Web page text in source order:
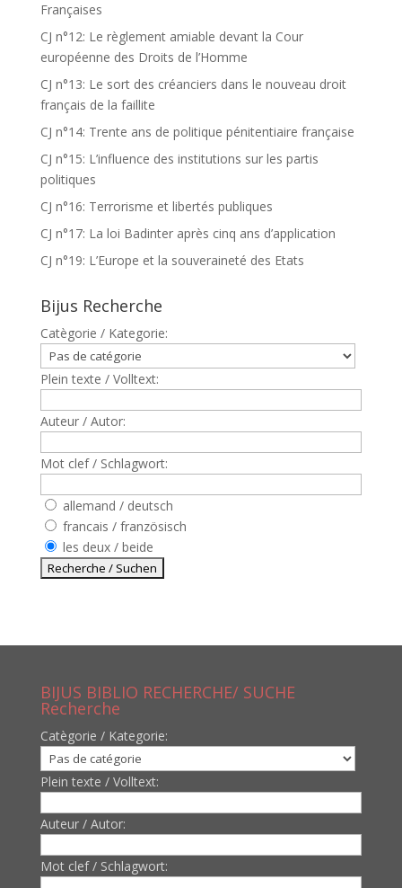
Françaises
CJ n°12: Le règlement amiable devant la Cour
européenne des Droits de l’Homme
CJ n°13: Le sort des créanciers dans le nouveau droit
français de la faillite
CJ n°14: Trente ans de politique pénitentiaire française
CJ n°15: L’influence des institutions sur les partis
politiques
CJ n°16: Terrorisme et libertés publiques
CJ n°17: La loi Badinter après cinq ans d’application
CJ n°19: L’Europe et la souveraineté des Etats
Bijus Recherche
Catègorie / Kategorie:
Plein texte / Volltext:
Auteur / Autor:
Mot clef / Schlagwort:
allemand / deutsch
francais / französisch
les deux / beide
BIJUS BIBLIO RECHERCHE/ SUCHE
Recherche
Catègorie / Kategorie:
Plein texte / Volltext:
Auteur / Autor:
Mot clef / Schlagwort: